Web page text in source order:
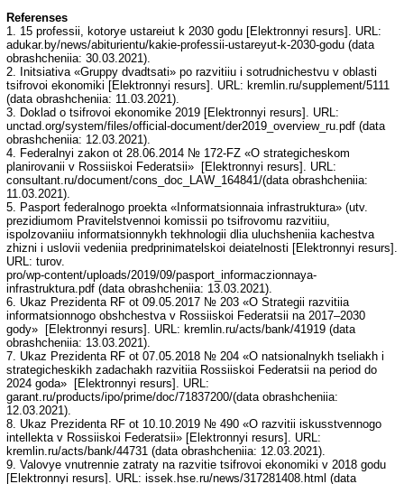
Referenses
1. 15 professii, kotorye ustareiut k 2030 godu [Elektronnyi resurs]. URL:
adukar.by/news/abiturientu/kakie-professii-ustareyut-k-2030-godu (data
obrashcheniia: 30.03.2021).
2. Initsiativa «Gruppy dvadtsati» po razvitiiu i sotrudnichestvu v oblasti
tsifrovoi ekonomiki [Elektronnyi resurs]. URL: kremlin.ru/supplement/5111
(data obrashcheniia: 11.03.2021).
3. Doklad o tsifrovoi ekonomike 2019 [Elektronnyi resurs]. URL:
unctad.org/system/files/official-document/der2019_overview_ru.pdf (data
obrashcheniia: 12.03.2021).
4. Federalnyi zakon ot 28.06.2014 № 172-FZ «O strategicheskom
planirovanii v Rossiiskoi Federatsii» [Elektronnyi resurs]. URL:
consultant.ru/document/cons_doc_LAW_164841/(data obrashcheniia:
11.03.2021).
5. Pasport federalnogo proekta «Informatsionnaia infrastruktura» (utv.
prezidiumom Pravitelstvennoi komissii po tsifrovomu razvitiiu,
ispolzovaniiu informatsionnykh tekhnologii dlia uluchsheniia kachestva
zhizni i uslovii vedeniia predprinimatelskoi deiatelnosti [Elektronnyi resurs].
URL: turov.
pro/wp-content/uploads/2019/09/pasport_informaczionnaya-
infrastruktura.pdf (data obrashcheniia: 13.03.2021).
6. Ukaz Prezidenta RF ot 09.05.2017 № 203 «O Strategii razvitiia
informatsionnogo obshchestva v Rossiiskoi Federatsii na 2017–2030
gody» [Elektronnyi resurs]. URL: kremlin.ru/acts/bank/41919 (data
obrashcheniia: 13.03.2021).
7. Ukaz Prezidenta RF ot 07.05.2018 № 204 «O natsionalnykh tseliakh i
strategicheskikh zadachakh razvitiia Rossiiskoi Federatsii na period do
2024 goda» [Elektronnyi resurs]. URL:
garant.ru/products/ipo/prime/doc/71837200/(data obrashcheniia:
12.03.2021).
8. Ukaz Prezidenta RF ot 10.10.2019 № 490 «O razvitii iskusstvennogo
intellekta v Rossiiskoi Federatsii» [Elektronnyi resurs]. URL:
kremlin.ru/acts/bank/44731 (data obrashcheniia: 12.03.2021).
9. Valovye vnutrennie zatraty na razvitie tsifrovoi ekonomiki v 2018 godu
[Elektronnyi resurs]. URL: issek.hse.ru/news/317281408.html (data